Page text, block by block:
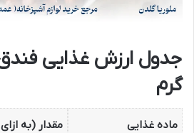
گرم
ماده غذایی مقدار (به ازای 100 گرم)